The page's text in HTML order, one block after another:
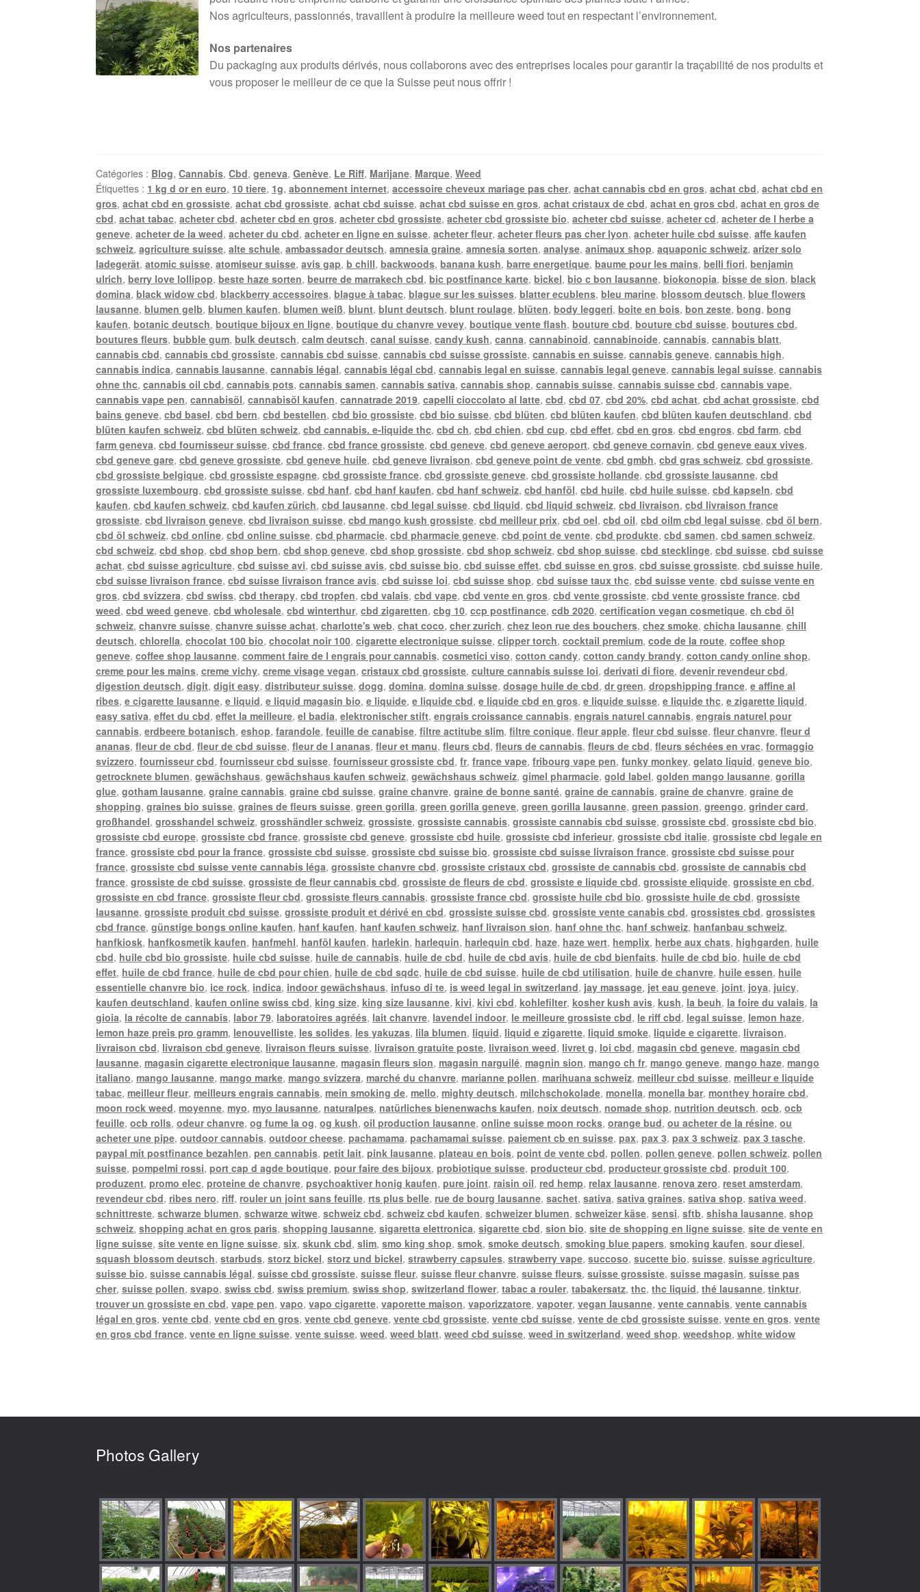
Nos agriculteurs, passionnés, travaillent à produire la meilleure weed tout en respectant l’environnement.
Nos partenaires
Du packaging aux produits dérivés, nous collaborons avec des entreprises locales pour garantir la traçabilité de nos produits et
vous proposer le meilleur de ce que la Suisse peut nous offrir !
Catégories : Blog,Cannabis,Cbd,geneva,Genève, Le Riff, Marijane, Marque,Weed
Étiquettes : 1 kg d or en euro, 10 tiere, 1g,abonnement internet,accessoire cheveux mariage pas cher,achat cannabis cbd en gros,achat cbd,achat cbd en
gros,achat cbd en grossiste,achat cbd grossiste,achat cbd suisse,achat cbd suisse en gros,achat cristaux de cbd,achat en gros cbd,achat en gros de
cbd,achat tabac,acheter cbd,acheter cbd en gros,acheter cbd grossiste,acheter cbd grossiste bio,acheter cbd suisse,acheter cd,acheter de l herbe a
geneve,acheter de la weed,acheter du cbd,acheter en ligne en suisse,acheter fleur,acheter fleurs pas cher lyon,acheter huile cbd suisse,affe kaufen
schweiz,agriculture suisse,alte schule,ambassador deutsch,amnesia graine,amnesia sorten,analyse,animaux shop,aquaponic schweiz,arizer solo
ladegerät,atomic suisse,atomiseur suisse,avis gap,b chill,backwoods,banana kush,barre energetique,baume pour les mains,belli fiori,benjamin
ulrich,berry love lollipop,beste haze sorten,beurre de marrakech cbd,bic postfinance karte,bickel,bio c bon lausanne,biokonopia,bisse de sion,black
domina,black widow cbd,blackberry accessoires,blague à tabac,blague sur les suisses,blatter ecublens,bleu marine,blossom deutsch,blue flowers
lausanne,blumen gelb,blumen kaufen,blumen weiß,blunt,blunt deutsch,blunt roulage,blüten,body leggeri,boite en bois,bon zeste,bong,bong
kaufen,botanic deutsch,boutique bijoux en ligne,boutique du chanvre vevey,boutique vente flash,bouture cbd,bouture cbd suisse,boutures cbd,
boutures fleurs,bubble gum,bulk deutsch,calm deutsch,canal suisse,candy kush,canna,cannabinoid,cannabinoide,cannabis,cannabis blatt,
cannabis cbd,cannabis cbd grossiste,cannabis cbd suisse,cannabis cbd suisse grossiste,cannabis en suisse,cannabis geneve,cannabis high,
cannabis indica,cannabis lausanne,cannabis légal,cannabis légal cbd,cannabis legal en suisse,cannabis legal geneve,cannabis legal suisse,cannabis
ohne thc,cannabis oil cbd,cannabis pots,cannabis samen,cannabis sativa,cannabis shop,cannabis suisse,cannabis suisse cbd,cannabis vape,
cannabis vape pen,cannabisöl,cannabisöl kaufen,cannatrade 2019,capelli cioccolato al latte,cbd,cbd 07,cbd 20%,cbd achat,cbd achat grossiste,cbd
bains geneve,cbd basel,cbd bern,cbd bestellen,cbd bio grossiste,cbd bio suisse,cbd blüten,cbd blüten kaufen,cbd blüten kaufen deutschland,cbd
blüten kaufen schweiz,cbd blüten schweiz,cbd cannabis. e-liquide thc,cbd ch,cbd chien,cbd cup,cbd effet,cbd en gros,cbd engros,cbd farm,cbd
farm geneva,cbd fournisseur suisse,cbd france,cbd france grossiste,cbd geneve,cbd geneve aeroport,cbd geneve cornavin,cbd geneve eaux vives,
cbd geneve gare,cbd geneve grossiste,cbd geneve huile,cbd geneve livraison,cbd geneve point de vente,cbd gmbh,cbd gras schweiz,cbd grossiste,
cbd grossiste belgique,cbd grossiste espagne,cbd grossiste france,cbd grossiste geneve,cbd grossiste hollande,cbd grossiste lausanne,cbd
grossiste luxembourg,cbd grossiste suisse,cbd hanf,cbd hanf kaufen,cbd hanf schweiz,cbd hanföl,cbd huile,cbd huile suisse,cbd kapseln,cbd
kaufen,cbd kaufen schweiz,cbd kaufen zürich,cbd lausanne,cbd legal suisse,cbd liquid,cbd liquid schweiz,cbd livraison,cbd livraison france
grossiste,cbd livraison geneve,cbd livraison suisse,cbd mango kush grossiste,cbd meilleur prix,cbd oel,cbd oil,cbd oilm cbd legal suisse,cbd öl bern,
cbd öl schweiz,cbd online,cbd online suisse,cbd pharmacie,cbd pharmacie geneve,cbd point de vente,cbd produkte,cbd samen,cbd samen schweiz,
cbd schweiz,cbd shop,cbd shop bern,cbd shop geneve,cbd shop grossiste,cbd shop schweiz,cbd shop suisse,cbd stecklinge,cbd suisse,cbd suisse
achat,cbd suisse agriculture,cbd suisse avi,cbd suisse avis,cbd suisse bio,cbd suisse effet,cbd suisse en gros,cbd suisse grossiste,cbd suisse huile,
cbd suisse livraison france,cbd suisse livraison france avis,cbd suisse loi,cbd suisse shop,cbd suisse taux thc,cbd suisse vente,cbd suisse vente en
gros,cbd svizzera,cbd swiss,cbd therapy,cbd tropfen,cbd valais,cbd vape,cbd vente en gros,cbd vente grossiste,cbd vente grossiste france,cbd
weed,cbd weed geneve,cbd wholesale,cbd winterthur,cbd zigaretten,cbg 10,ccp postfinance,cdb 2020,certification vegan cosmetique,ch cbd öl
schweiz,chanvre suisse,chanvre suisse achat,charlotte's web,chat coco,cher zurich,chez leon rue des bouchers,chez smoke,chicha lausanne,chill
deutsch,chlorella,chocolat 100 bio,chocolat noir 100,cigarette electronique suisse,clipper torch,cocktail premium,code de la route,coffee shop
geneve,coffee shop lausanne,comment faire de l engrais pour cannabis,cosmetici viso,cotton candy,cotton candy brandy,cotton candy online shop,
creme pour les mains,creme vichy,creme visage vegan,cristaux cbd grossiste,culture cannabis suisse loi,derivati di fiore,devenir revendeur cbd,
digestion deutsch,digit,digit easy,distributeur suisse,dogg,domina,domina suisse,dosage huile de cbd,dr green,dropshipping france,e affine al
ribes,e cigarette lausanne,e liquid,e liquid magasin bio,e liquide,e liquide cbd,e liquide cbd en gros,e liquide suisse,e liquide thc,e zigarette liquid,
easy sativa,effet du cbd,effet la meilleure,el badia,elektronischer stift,engrais croissance cannabis,engrais naturel cannabis,engrais naturel pour
cannabis,erdbeere botanisch,eshop,farandole,feuille de canabise,filtre actitube slim,filtre conique,fleur apple,fleur cbd suisse,fleur chanvre,fleur d
ananas,fleur de cbd,fleur de cbd suisse,fleur de l ananas,fleur et manu,fleurs cbd,fleurs de cannabis,fleurs de cbd,fleurs séchées en vrac,formaggio
svizzero,fournisseur cbd,fournisseur cbd suisse,fournisseur grossiste cbd,fr,france vape,fribourg vape pen,funky monkey,gelato liquid,geneve bio,
getrocknete blumen,gewächshaus,gewächshaus kaufen schweiz,gewächshaus schweiz,gimel pharmacie,gold label,golden mango lausanne,gorilla
glue,gotham lausanne,graine cannabis,graine cbd suisse,graine chanvre,graine de bonne santé,graine de cannabis,graine de chanvre,graine de
shopping,graines bio suisse,graines de fleurs suisse,green gorilla,green gorilla geneve,green gorilla lausanne,green passion,greengo,grinder card,
großhandel,grosshandel schweiz,grosshändler schweiz,grossiste,grossiste cannabis,grossiste cannabis cbd suisse,grossiste cbd,grossiste cbd bio,
grossiste cbd europe,grossiste cbd france,grossiste cbd geneve,grossiste cbd huile,grossiste cbd inferieur,grossiste cbd italie,grossiste cbd legale en
france,grossiste cbd pour la france,grossiste cbd suisse,grossiste cbd suisse bio,grossiste cbd suisse livraison france,grossiste cbd suisse pour
france,grossiste cbd suisse vente cannabis léga,grossiste chanvre cbd,grossiste cristaux cbd,grossiste de cannabis cbd,grossiste de cannabis cbd
france,grossiste de cbd suisse,grossiste de fleur cannabis cbd,grossiste de fleurs de cbd,grossiste e liquide cbd,grossiste eliquide,grossiste en cbd,
grossiste en cbd france,grossiste fleur cbd,grossiste fleurs cannabis,grossiste france cbd,grossiste huile cbd bio,grossiste huile de cbd,grossiste
lausanne,grossiste produit cbd suisse,grossiste produit et dérivé en cbd,grossiste suisse cbd,grossiste vente canabis cbd,grossistes cbd,grossistes
cbd france,günstige bongs online kaufen, hanf kaufen, hanf kaufen schweiz, hanf livraison sion, hanf ohne thc, hanf schweiz, hanfanbau schweiz,
hanfkiosk, hanfkosmetik kaufen, hanfmehl, hanföl kaufen, harlekin, harlequin, harlequin cbd, haze, haze wert, hemplix, herbe aux chats, highgarden, huile
cbd, huile cbd bio grossiste, huile cbd suisse, huile de cannabis, huile de cbd, huile de cbd avis, huile de cbd bienfaits, huile de cbd bio, huile de cbd
effet, huile de cbd france, huile de cbd pour chien, huile de cbd sqdc, huile de cbd suisse, huile de cbd utilisation, huile de chanvre, huile essen, huile
essentielle chanvre bio, ice rock, indica, indoor gewächshaus, infuso di te, is weed legal in switzerland, jay massage, jet eau geneve, joint, joya, juicy,
kaufen deutschland,kaufen online swiss cbd,king size,king size lausanne,kivi,kivi cbd,kohlefilter,kosher kush avis,kush, la beuh, la foire du valais, la
gioia, la récolte de cannabis, labor 79, laboratoires agréés, lait chanvre, lavendel indoor, le meilleure grossiste cbd, le riff cbd, legal suisse, lemon haze,
lemon haze preis pro gramm, lenouvelliste, les solides, les yakuzas, lila blumen, liquid, liquid e zigarette, liquid smoke, liquide e cigarette, livraison,
livraison cbd, livraison cbd geneve, livraison fleurs suisse, livraison gratuite poste, livraison weed, livret g, loi cbd,magasin cbd geneve,magasin cbd
lausanne,magasin cigarette electronique lausanne,magasin fleurs sion,magasin narguilé,magnin sion,mango ch fr,mango geneve,mango haze,mango
italiano,mango lausanne,mango marke,mango svizzera,marché du chanvre,marianne pollen,marihuana schweiz,meilleur cbd suisse,meilleur e liquide
tabac,meilleur fleur,meilleurs engrais cannabis,mein smoking de,mello,mighty deutsch,milchschokolade,monella,monella bar,monthey horaire cbd,
moon rock weed,moyenne,myo,myo lausanne, naturalpes, natürliches bienenwachs kaufen, noix deutsch, nomade shop, nutrition deutsch,ocb,ocb
feuille,ocb rolls,odeur chanvre,og fume la og,og kush,oil production lausanne,online suisse moon rocks,orange bud,ou acheter de la résine,ou
acheter une pipe,outdoor cannabis,outdoor cheese,pachamama,pachamamai suisse,paiement cb en suisse,pax,pax 3,pax 3 schweiz,pax 3 tasche,
paypal mit postfinance bezahlen,pen cannabis,petit lait,pink lausanne,plateau en bois,point de vente cbd,pollen,pollen geneve,pollen schweiz,pollen
suisse,pompelmi rossi,port cap d agde boutique,pour faire des bijoux,probiotique suisse,producteur cbd,producteur grossiste cbd,produit 100,
produzent,promo elec,proteine de chanvre,psychoaktiver honig kaufen,pure joint, raisin oil, red hemp, relax lausanne, renova zero, reset amsterdam,
revendeur cbd, ribes nero, riff, rouler un joint sans feuille, rts plus belle, rue de bourg lausanne,sachet,sativa,sativa graines,sativa shop,sativa weed,
schnittreste,schwarze blumen,schwarze witwe,schweiz cbd,schweiz cbd kaufen,schweizer blumen,schweizer käse,sensi,sftb,shisha lausanne,shop
schweiz,shopping achat en gros paris,shopping lausanne,sigaretta elettronica,sigarette cbd,sion bio,site de shopping en ligne suisse,site de vente en
ligne suisse,site vente en ligne suisse,six,skunk cbd,slim,smo king shop,smok,smoke deutsch,smoking blue papers,smoking kaufen,sour diesel,
squash blossom deutsch,starbuds,storz bickel,storz und bickel,strawberry capsules,strawberry vape,succoso,sucette bio,suisse,suisse agriculture,
suisse bio,suisse cannabis légal,suisse cbd grossiste,suisse fleur,suisse fleur chanvre,suisse fleurs,suisse grossiste,suisse magasin,suisse pas
cher,suisse pollen,svapo,swiss cbd,swiss premium,swiss shop,switzerland flower,tabac a rouler,tabakersatz,thc,thc liquid,thé lausanne,tinktur,
trouver un grossiste en cbd,vape pen,vapo,vapo cigarette,vaporette maison,vaporizzatore,vapoter,vegan lausanne,vente cannabis,vente cannabis
légal en gros,vente cbd,vente cbd en gros,vente cbd geneve,vente cbd grossiste,vente cbd suisse,vente de cbd grossiste suisse,vente en gros,vente
en gros cbd france,vente en ligne suisse,vente suisse,weed,weed blatt,weed cbd suisse,weed in switzerland,weed shop,weedshop,white widow
Photos Gallery